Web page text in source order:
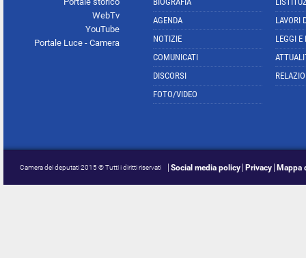
WebTv
YouTube
Portale Luce - Camera
AGENDA
NOTIZIE
COMUNICATI
DISCORSI
FOTO/VIDEO
LAVORI
LEGGI E
Camera dei deputati 2015 © Tutti i diritti riservati Social media policy Privacy Mappa